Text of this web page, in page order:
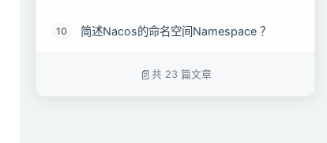
10 简述Nacos的命名空间Namespace ？
简述什么是业务隔离-Group分组 ？
共 23 篇文章